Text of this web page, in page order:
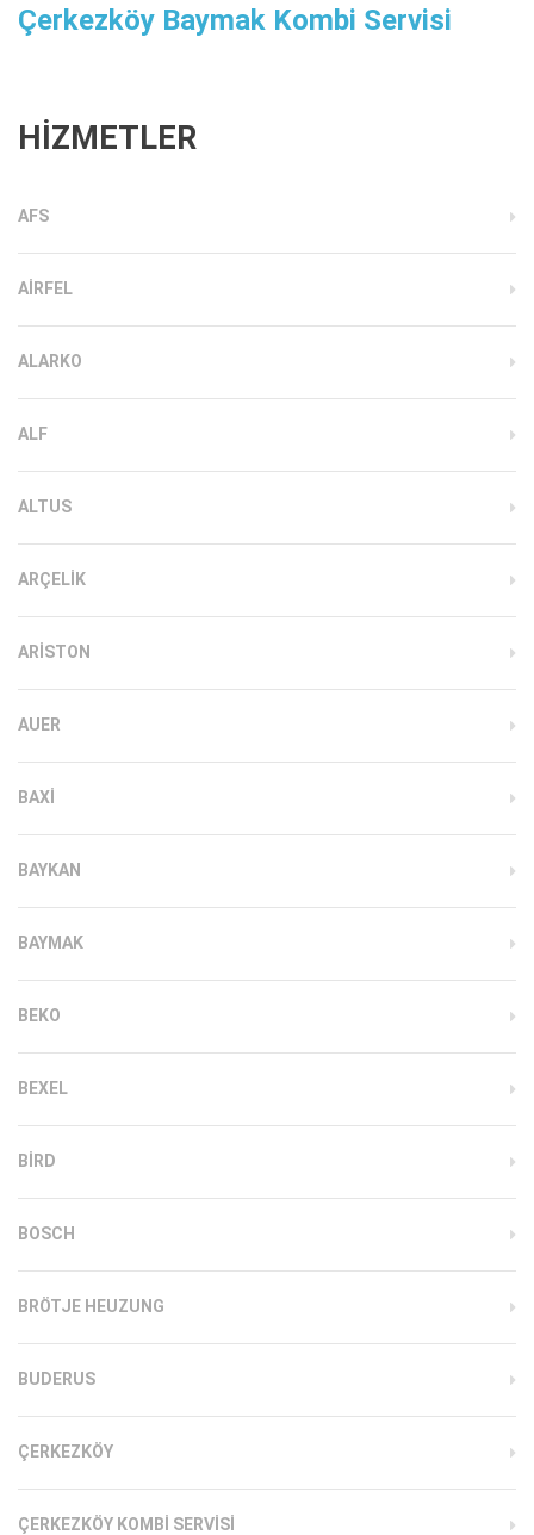
Çerkezköy Baymak Kombi Servisi
HİZMETLER
AFS
AIRFEL
ALARKO
ALF
ALTUS
ARÇELIK
ARISTON
AUER
BAXI
BAYKAN
BAYMAK
BEKO
BEXEL
BIRD
BOSCH
BRÖTJE HEUZUNG
BUDERUS
ÇERKEZKÖY
ÇERKEZKÖY KOMBI SERVISI